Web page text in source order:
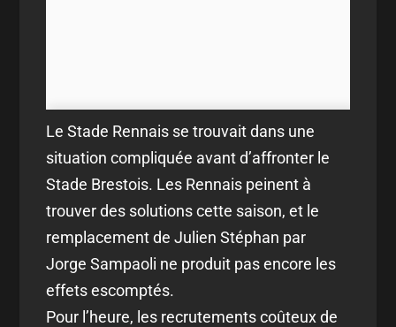
Le Stade Rennais se trouvait dans une
situation compliquée avant d’affronter le
Stade Brestois. Les Rennais peinent à
trouver des solutions cette saison, et le
remplacement de Julien Stéphan par
Jorge Sampaoli ne produit pas encore les
effets escomptés.
Pour l’heure, les recrutements coûteux de